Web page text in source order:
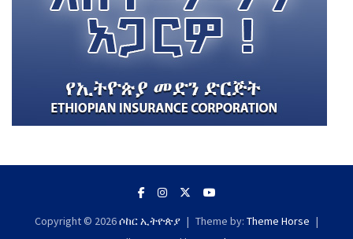
Copyright © 2026ሶከር ኢትዮጵያ Theme by: Theme Horse